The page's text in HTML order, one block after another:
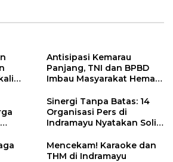
Antisipasi Kemarau
Panjang, TNI dan BPBD
Imbau Masyarakat Hemat
Kebakaran
Sinergi Tanpa Batas: 14
Organisasi Pers di
Indramayu Nyatakan Solid
Mencekam! Karaoke dan
THM di Indramayu